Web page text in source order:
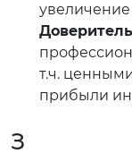
увеличение
т.ч.
прибыли
З